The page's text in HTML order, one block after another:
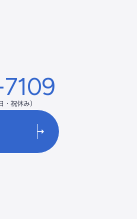
祝休み）